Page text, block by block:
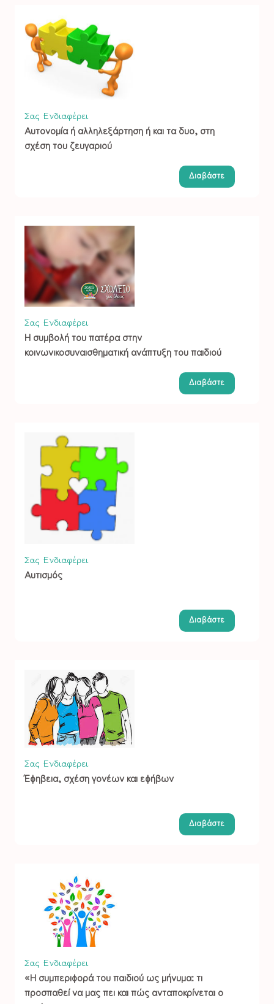
Σας Ενδιαφέρει
Αυτονομία ή αλληλεξάρτηση ή και τα δυο, στη
σχέση του ζευγαριού
Διαβάστε
Σας Ενδιαφέρει
Η συμβολή του πατέρα στην
κοινωνικοσυναισθηματική ανάπτυξη του παιδιού
Διαβάστε
Σας Ενδιαφέρει
Αυτισμός
Διαβάστε
Σας Ενδιαφέρει
Έφηβεια, σχέση γονέων και εφήβων
Διαβάστε
Σας Ενδιαφέρει
«Η συμπεριφορά του παιδιού ως μήνυμα: τι
προσπαθεί να μας πει και πώς ανταποκρίνεται ο